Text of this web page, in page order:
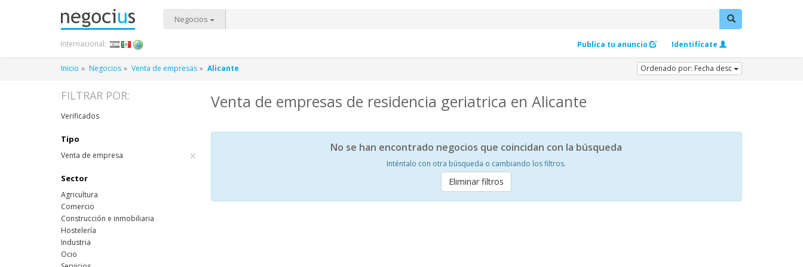
Negocios
Publica tu anuncio Identifícate
Internacional:
Inicio Negocios Venta de empresas Alicante Ordenado por: Fecha desc
Venta de empresas de residencia geriatrica en Alicante
No se han encontrado negocios que coincidan con la búsqueda
Inténtalo con otra búsqueda o cambiando los filtros.
Eliminar filtros
FILTRAR POR:
Verificados
Tipo
Venta de empresa ×
Sector
Agricultura
Comercio
Construcción e inmobiliaria
Hostelería
Industria
Ocio